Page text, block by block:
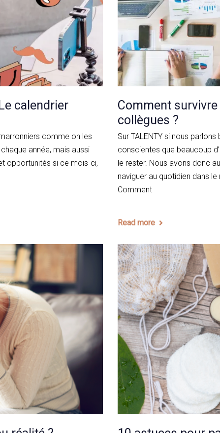
calendrier
comme on les
année, mais aussi
opportunités si ce mois-ci,
Comment
collègues ?
Sur TALENTY si nous
conscientes que beaucoup
le rester. Nous avons donc
naviguer au quotidien dans
Comment
Read more